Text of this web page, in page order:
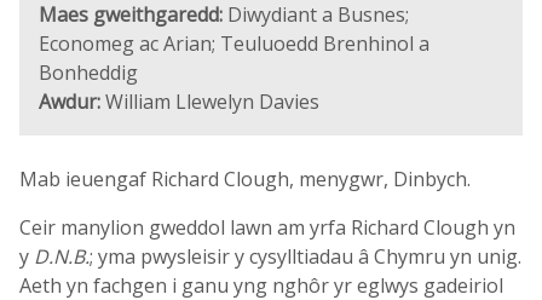
Maes gweithgaredd: Diwydiant a Busnes;
Economeg ac Arian; Teuluoedd Brenhinol a
Bonheddig
Awdur:William Llewelyn Davies
Mab ieuengaf Richard Clough, menygwr, Dinbych.
Ceir manylion gweddol lawn am yrfa Richard Clough yn
y D.N.B.; yma pwysleisir y cysylltiadau â Chymru yn unig.
Aeth yn fachgen i ganu yng nghôr yr eglwys gadeiriol